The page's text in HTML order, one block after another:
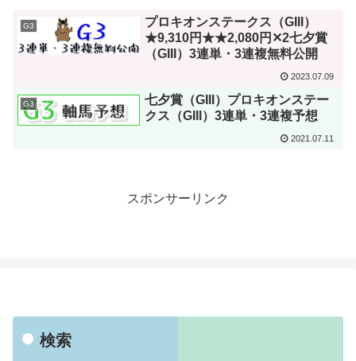
G3
プロキオンステークス（GIII）
★9,310円★★2,080円✕2七夕賞
（GIII）3連単・3連複無料公開
2023.07.09
G3
七夕賞（GIII）プロキオンステー
クス（GIII）3連単・3連複予想
2021.07.11
スポンサーリンク
検索